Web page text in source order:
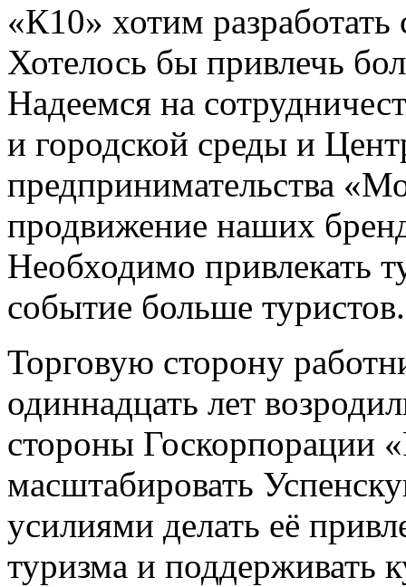
«К10» хотим
Хотелось бы привлечь
Надеемся на
и городской среды и
предпринимательства
продвижение наших
Необходимо привлекать
событие больше туристов.
Торговую сторону
одиннадцать лет
стороны Госкорпорации
масштабировать
усилиями делать её
туризма и поддерживать